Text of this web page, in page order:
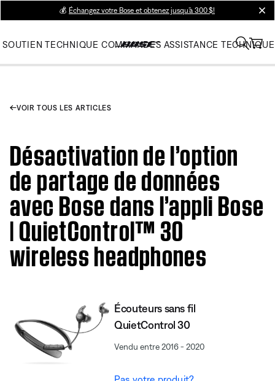
💰 Échangez votre Bose et obtenez jusqu’à 300 $!
SOUTIEN TECHNIQUE COMMANDES ASSISTANCE TECHNIQUE
VOIR TOUS LES ARTICLES
Désactivation de l’option
de partage de données
avec Bose dans l’appli Bose
| QuietControl™ 30
wireless headphones
Écouteurs sans fil
QuietControl 30
Vendu entre 2016 - 2020